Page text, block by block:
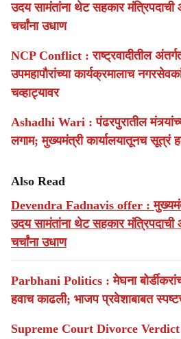
उदय सामंतांना थेट सहकार
चर्चांना उधाण
NCP Conflict : राष्ट्रवादीतील
उपमहापौरांच्या कार्यक्रमालाच
चव्हाट्यावर
Ashadhi Wari : पंढरपुरातील
लगाम; मुख्यमंत्री कार्यालयातूनच सूत्रं
Also Read
Devendra Fadnavis offer :
उदय सामंतांना थेट सहकार
चर्चांना उधाण
Parbhani Politics : मेघना
हवाच काढली; भाजप प्रवेशाबाबत
Supreme Court Divorce Verdict